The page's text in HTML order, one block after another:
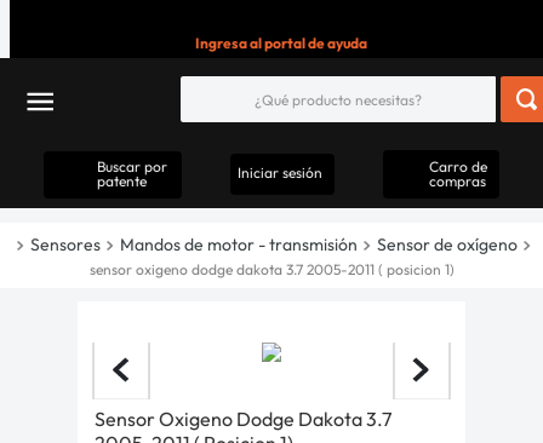
Ingresa al portal de ayuda
Buscar por
patente
Iniciar sesión
Carro de
compras
Sensores Mandos de motor - transmisión Sensor de oxígeno
sensor oxigeno dodge dakota 3.7 2005-2011 ( posicion 1)
Sensor Oxigeno Dodge Dakota 3.7